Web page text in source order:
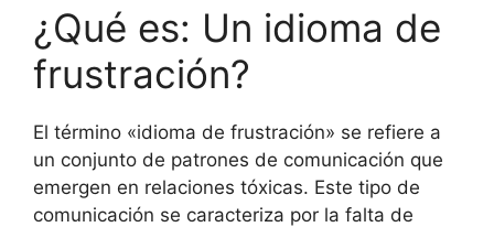
¿Qué es: Un idioma de
frustración?
El término «idioma de frustración» se refiere a
un conjunto de patrones de comunicación que
emergen en relaciones tóxicas. Este tipo de
comunicación se caracteriza por la falta de